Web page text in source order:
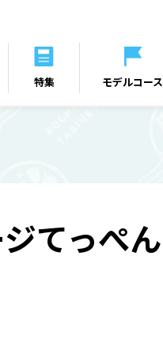
特集 モデルコース
てっぺん